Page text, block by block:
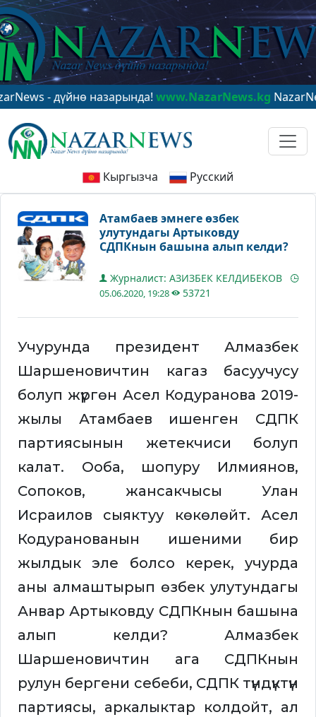
- дүйнө назарында!www.NazarNews.kgNazarNews -
Кыргызча Русский
Атамбаев эмнеге өзбек
улутундагы Артыковду
СДПКнын башына алып келди?
Журналист: АЗИЗБЕК КЕЛДИБЕКОВ
05.06.2020, 19:28 53721
Учурунда президент Алмазбек
Шаршеновичтин кагаз басуучусу
болуп жүргөн Асел Кодуранова 2019-
жылы Атамбаев ишенген СДПК
партиясынын жетекчиси болуп
калат. Ооба, шопуру Илмиянов,
Сопоков, жансакчысы Улан
Исраилов сыяктуу көкөлөйт. Асел
Кодуранованын ишеними бир
жылдык эле болсо керек, учурда
аны алмаштырып өзбек улутундагы
Анвар Артыковду СДПКнын башына
алып келди? Алмазбек
Шаршеновичтин ага СДПКнын
рулун бергени себеби, СДПК түндүктүн
партиясы, аркалыктар колдойт, ал